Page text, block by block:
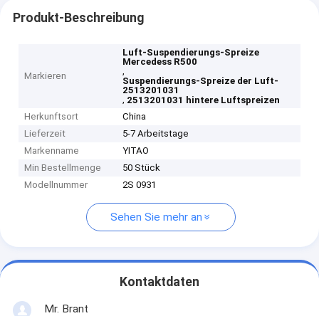
Produkt-Beschreibung
Markieren
Luft-Suspendierungs-Spreize
Mercedess R500
,
Suspendierungs-Spreize der Luft-
2513201031
, 2513201031 hintere Luftspreizen
Herkunftsort
China
Lieferzeit
5-7 Arbeitstage
Markenname
YITAO
Min Bestellmenge
50 Stück
Modellnummer
2S 0931
Sehen Sie mehr an
Kontaktdaten
Mr. Brant